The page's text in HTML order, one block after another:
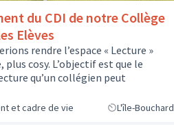
du CDI de notre Collège
Elèves
rendre l’espace « Lecture »
plus cosy. L’objectif est que le
qu’un collégien peut
et cadre de vie L'île-Bouchard